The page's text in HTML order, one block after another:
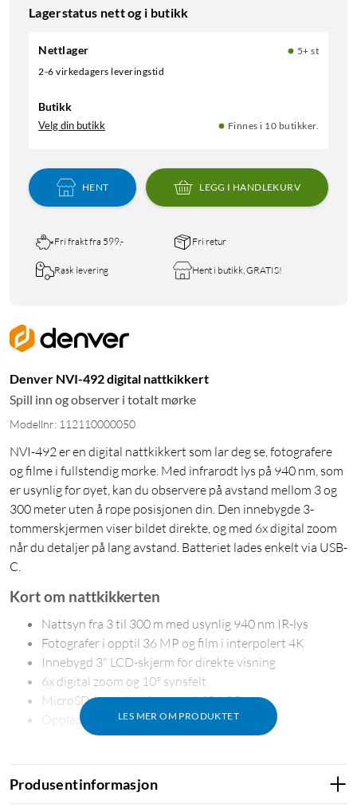
Lagerstatus nett og i butikk
Nettlager
5+ st
2-6 virkedagers leveringstid
Butikk
Velg din butikk Finnes i 10 butikker.
HENT LEGG I HANDLEKURV
Fri frakt fra 599,- Fri retur
Rask levering Hent i butikk, GRATIS!
Denver NVI-492 digital nattkikkert
Spill inn og observer i totalt mørke
Modellnr: 112110000050
NVI-492 er en digital nattkikkert som lar deg se, fotografere
og filme i fullstendig mørke. Med infrarødt lys på 940 nm, som
er usynlig for øyet, kan du observere på avstand mellom 3 og
300 meter uten å røpe posisjonen din. Den innebygde 3-
tommerskjermen viser bildet direkte, og med 6x digital zoom
når du detaljer på lang avstand. Batteriet lades enkelt via USB-
C.
LES MER OM PRODUKTET
Kort om nattkikkerten
Nattsyn fra 3 til 300 m med usynlig 940 nm IR-lys
Fotografer i opptil 36 MP og film i interpolert 4K
Innebygd 3" LCD-skjerm for direkte visning
6x digital zoom og 10° synsfelt
MicroSD-kortplass for opptil 256 GB
Oppladbart 4000 mAh-batteri med USB-C
Se tydelig i mørket
Produsentinformasjon